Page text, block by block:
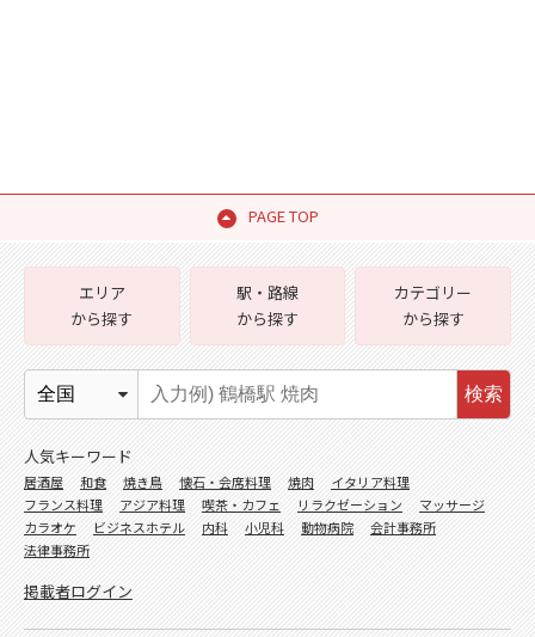
PAGE TOP
エリア
から探す
駅・路線
から探す
カテゴリー
から探す
検索
人気キーワード
居酒屋 和食 焼き鳥 懐石・会席料理 焼肉
イタリア料理
フランス料理
アジア料理 喫茶・カフェ リラクゼーション
マッサージ
カラオケ
ビジネスホテル 内科 小児科 動物病院
会計事務所
法律事務所
掲載者ログイン